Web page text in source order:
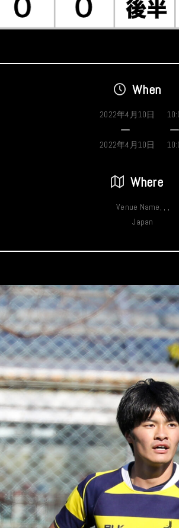
When
2022年4月10日
2022年4月10日
Where
Venue Name, , ,
Japan